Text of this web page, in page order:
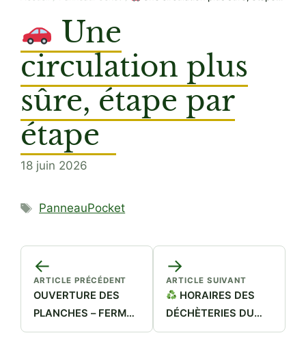
Une
circulation plus
sûre, étape par
étape
18 juin 2026
Étiquettes
PanneauPocket
←
ARTICLE PRÉCÉDENT
OUVERTURE DES
PLANCHES – FERME
DE VILLEZIERS !
→
ARTICLE SUIVANT
HORAIRES DES
DÉCHÈTERIES DU
SIREDOM